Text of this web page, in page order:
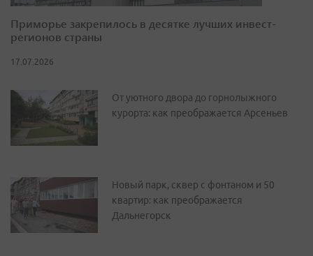
Приморье закрепилось в десятке лучших инвест-
регионов страны
17.07.2026
От уютного двора до горнолыжного
курорта: как преображается Арсеньев
Новый парк, сквер с фонтаном и 50
квартир: как преображается
Дальнегорск